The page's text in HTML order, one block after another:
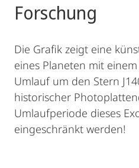
Forschung
Die Grafik zeigt eine
eines Planeten mit
Umlauf um den Stern
historischer
Umlaufperiode dieses
eingeschränkt werden!